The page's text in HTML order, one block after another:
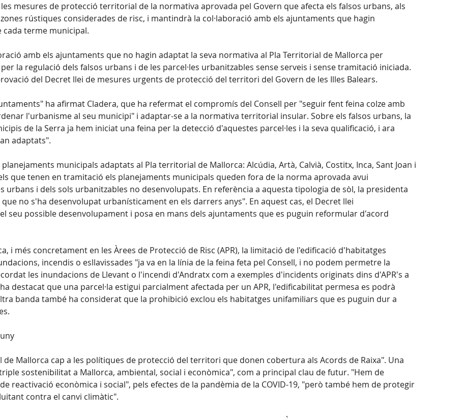
mesures de protecció territorial de la normativa aprovada pel Govern que afecta els falsos urbans, als
rústiques considerades de risc, i mantindrà la col·laboració amb els ajuntaments que hagin
cada terme municipal.
amb els ajuntaments que no hagin adaptat la seva normativa al Pla Territorial de Mallorca per
la regulació dels falsos urbans i de les parcel·les urbanitzables sense serveis i sense tramitació iniciada.
del Decret llei de mesures urgents de protecció del territori del Govern de les Illes Balears.
ha afirmat Cladera, que ha refermat el compromís del Consell per "seguir fent feina colze amb
l'urbanisme al seu municipi" i adaptar-se a la normativa territorial insular. Sobre els falsos urbans, la
de la Serra ja hem iniciat una feina per la detecció d'aquestes parcel·les i la seva qualificació, i ara
adaptats".
municipals adaptats al Pla territorial de Mallorca: Alcúdia, Artà, Calvià, Costitx, Inca, Sant Joan i
que tenen en tramitació els planejaments municipals queden fora de la norma aprovada avui
urbans i dels sols urbanitzables no desenvolupats. En referència a aquesta tipologia de sòl, la presidenta
no s'ha desenvolupat urbanísticament en els darrers anys". En aquest cas, el Decret llei
seu possible desenvolupament i posa en mans dels ajuntaments que es puguin reformular d'acord
i més concretament en les Àrees de Protecció de Risc (APR), la limitació de l'edificació d'habitatges
incendis o esllavissades "ja va en la línia de la feina feta pel Consell, i no podem permetre la
les inundacions de Llevant o l'incendi d'Andratx com a exemples d'incidents originats dins d'APR's a
destacat que una parcel·la estigui parcialment afectada per un APR, l'edificabilitat permesa es podrà
banda també ha considerat que la prohibició exclou els habitatges unifamiliars que es puguin dur a
Mallorca cap a les polítiques de protecció del territori que donen cobertura als Acords de Raixa". Una
sostenibilitat a Mallorca, ambiental, social i econòmica", com a principal clau de futur. "Hem de
reactivació econòmica i social", pels efectes de la pandèmia de la COVID-19, "però també hem de protegir
contra el canvi climàtic".